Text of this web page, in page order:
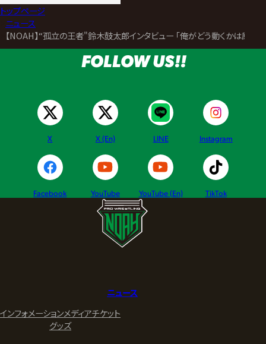
トップページ
ニュース
【NOAH】“孤立の王者"鈴木鼓太郎インタビュー ｢俺がどう動くかは原田
FOLLOW US!!
X X (En) LINE Instagram
Facebook YouTube YouTube (En) TikTok
ニュース
インフォメーションメディアチケット
グッズ